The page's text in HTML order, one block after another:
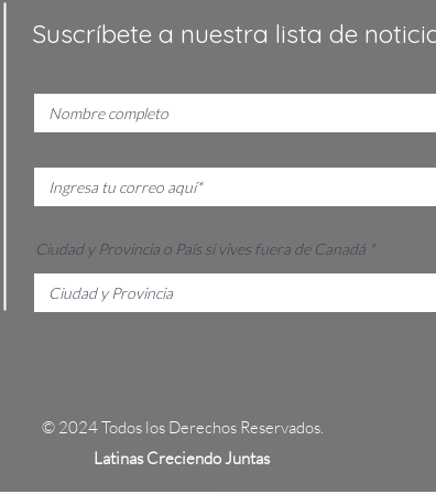
Suscríbete a nuestra lista de
Ciudad y Provincia o País si vives fuera de Canadá
© 2024 Todos los Derechos Reservados.
Latinas Creciendo Juntas